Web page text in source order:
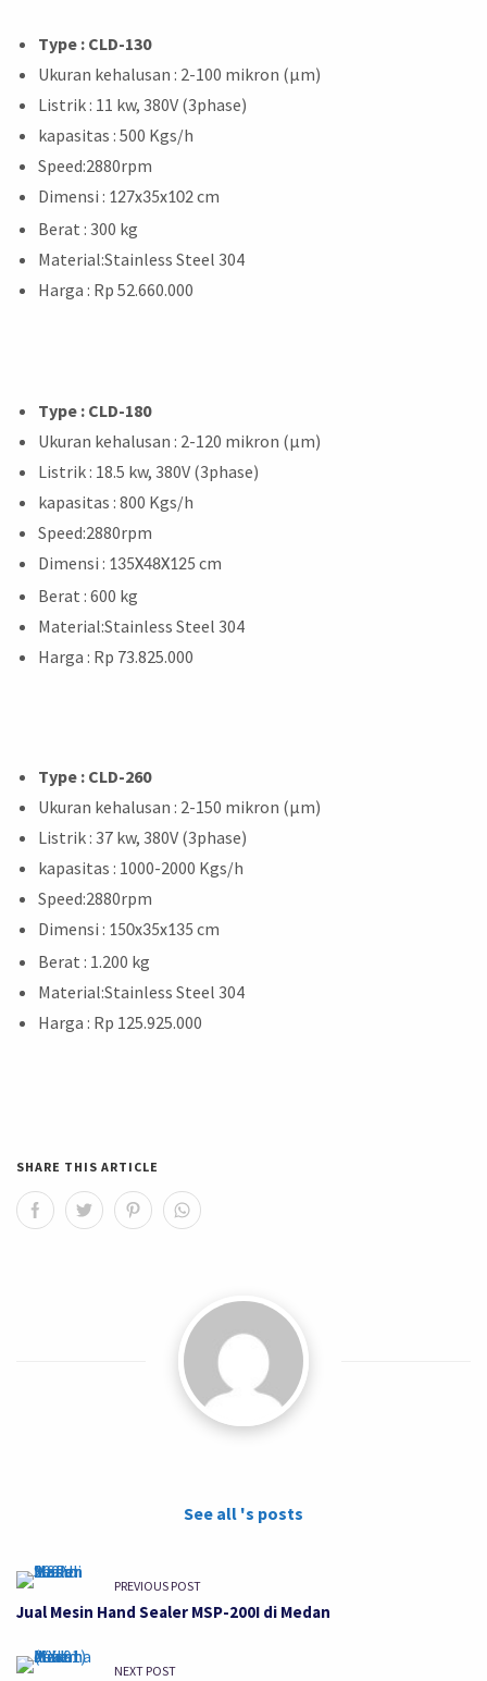
Type : CLD-130
Ukuran kehalusan : 2-100 mikron (μm)
Listrik : 11 kw, 380V (3phase)
kapasitas : 500 Kgs/h
Speed:2880rpm
Dimensi : 127x35x102cm
Berat : 300 kg
Material:Stainless Steel 304
Harga : Rp 52.660.000
Type : CLD-180
Ukuran kehalusan : 2-120 mikron (μm)
Listrik : 18.5 kw, 380V (3phase)
kapasitas : 800 Kgs/h
Speed:2880rpm
Dimensi : 135X48X125cm
Berat : 600 kg
Material:Stainless Steel 304
Harga : Rp 73.825.000
Type : CLD-260
Ukuran kehalusan : 2-150 mikron (μm)
Listrik : 37 kw, 380V (3phase)
kapasitas : 1000-2000 Kgs/h
Speed:2880rpm
Dimensi : 150x35x135cm
Berat : 1.200 kg
Material:Stainless Steel 304
Harga : Rp 125.925.000
SHARE THIS ARTICLE
See all 's posts
PREVIOUS POST
Jual Mesin Hand Sealer MSP-200I di Medan
NEXT POST